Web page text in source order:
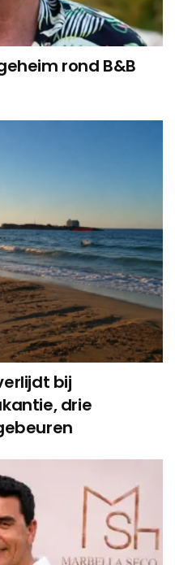
rond B&B
bij
drie